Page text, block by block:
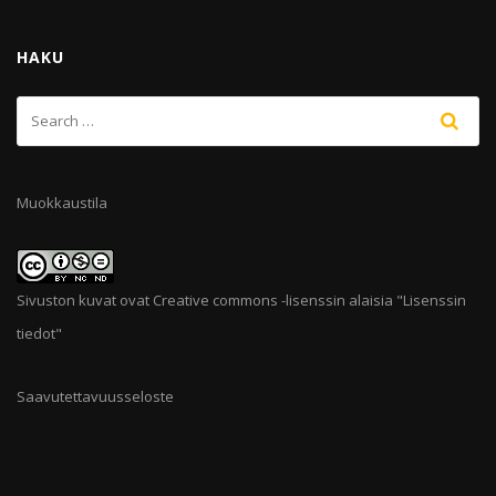
HAKU
Muokkaustila
Sivuston kuvat ovat Creative commons -lisenssin alaisia "Lisenssin
tiedot"
Saavutettavuusseloste